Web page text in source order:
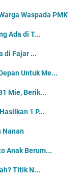
Waspada PMK
Ada di T...
di Fajar ...
Untuk Me...
Mie, Berik...
1 P...
Nanan
Anak Berum...
Titik N...